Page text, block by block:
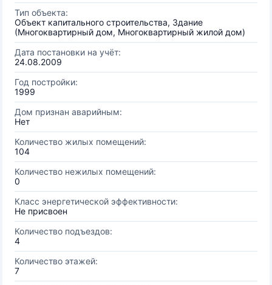
Тип объекта:
Объект капитального строительства, Здание
(Многоквартирный дом, Многоквартирный жилой дом)
Дата постановки на учёт:
24.08.2009
Год постройки:
1999
Дом признан аварийным:
Нет
Количество жилых помещений:
104
Количество нежилых помещений:
0
Класс энергетической эффективности:
Не присвоен
Количество подъездов:
4
Количество этажей:
7